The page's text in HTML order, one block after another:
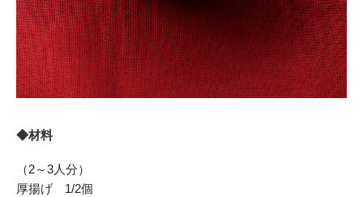
◆材料
（2～3人分）
厚揚げ 1/2個